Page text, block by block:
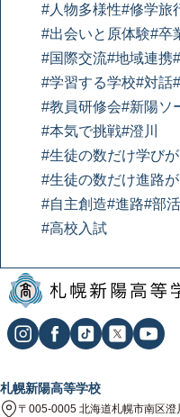
#人物多様性#修学旅
#出会いと原体験#卒
#国際交流#地域連携
#学習する学校#対話
#教員研修会#新陽ソ
#本気で挑戦#澄川
#生徒の数だけ学び
#生徒の数だけ進路
#自主創造#進路#部
#高校入試
札幌新陽高等学校
〒005-0005 北海道札幌市南区澄